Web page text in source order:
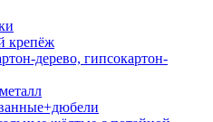
крепёж
дерево, гипсокартон-